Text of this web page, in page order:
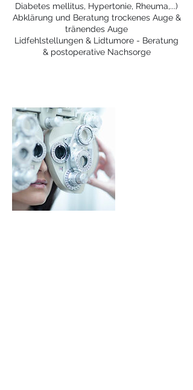
Diabetes mellitus, Hypertonie, Rheuma,...)
Abklärung und Beratung trockenes Auge &
tränendes Auge
Lidfehlstellungen & Lidtumore - Beratung
& postoperative Nachsorge